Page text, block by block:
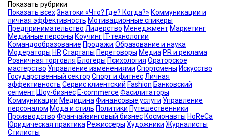
Показать рубрики
Показать всехЗнатоки «Что? Где? Когда?» Коммуникации и
личная эффективность Мотивационные спикеры
Предпринимательство Лидерство Менеджмент Маркетинг
Медийные персоны Коучинг IT-технологии
Командообразование Продажи Образование и наука
Модераторы HR Стартапы Переговоры Медиа PR и реклама
Розничная торговля Блогеры Психология Ораторское
мастерство Управление изменениями Спортсмены Искусство
Государственный сектор Спорт и фитнес Личная
эффективность Сервис клиентский Fashion Банковский
сегмент Шоу-бизнес E-commerce Фасилитаторы
Коммуникации Медицина Финансовые услуги Управление
персоналом Мода и стиль Политики Путешественники
Производство Франчайзинговый бизнес Космонавты HoReCa
Юридическая практика Режиссеры Художники Журналисты
Стилисты